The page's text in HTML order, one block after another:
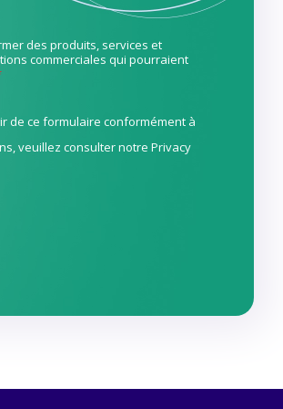
des produits, services et
commerciales qui pourraient
de ce formulaire conformément à
veuillez consulter notre Privacy